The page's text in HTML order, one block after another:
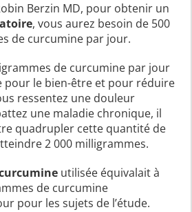
Berzin MD, pour obtenir un
, vous aurez besoin de 500
de curcumine par jour.
de curcumine par jour
pour le bien-être et pour réduire
ressentez une douleur
une maladie chronique, il
quadrupler cette quantité de
2 000 milligrammes.
utilisée équivalait à
de curcumine
pour les sujets de l’étude.